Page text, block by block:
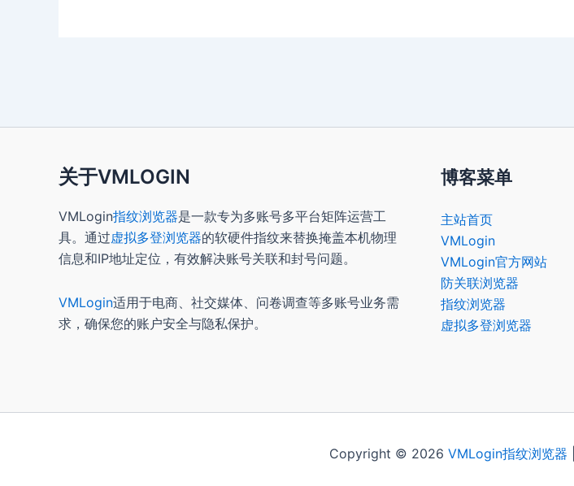
关于VMLOGIN
VMLogin指纹浏览器是一款专为多账号多平台矩阵运营工
具。通过虚拟多登浏览器的软硬件指纹来替换掩盖本机物理
信息和IP地址定位，有效解决账号关联和封号问题。
VMLogin适用于电商、社交媒体、问卷调查等多账号业务需
求，确保您的账户安全与隐私保护。
博客菜单
主站首页
VMLogin
VMLogin官方网站
防关联浏览器
指纹浏览器
虚拟多登浏览器
Copyright © 2026 VMLogin指纹浏览器